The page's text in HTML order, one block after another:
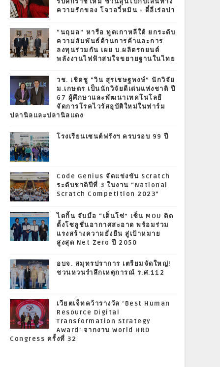
รับศักราชใหม่ ชวนลุ้นไปกับเส้นทาง
ความรักของ โจวอวี๋หมิน - ตี๋ลี่เร่อปา
“นฤมล” หารือ ทูตเกาหลีใต้ ยกระดับ
ความสัมพันธ์ด้านการค้าและการ
ลงทุนร่วมกัน เผย บ.ผลิตรถยนต์
พลังงานไฟฟ้าสนใจขยายฐานในไทย
วช. เชิดชู “วิน สุรเชษฐพงษ์” นักวิจัย
ม.เกษตร เป็นนักวิจัยดีเด่นแห่งชาติ ปี
67 ผู้ศึกษาและพัฒนาเทคโนโลยี
จัดการโรคไวรัสอุบัติใหม่ในฟาร์ม
ปลานิลและปลานิลแดง
โรงเรียนเซนต์ฟรังฯ ครบรอบ 99 ปี
Code Genius จัดแข่งขัน Scratch
ระดับชาติปีที่ 3 ในงาน “National
Scratch Competition 2023”
ไดกิ้น จับมือ “เด็นโซ่” เซ็น MOU ติด
ตั้งโซลูชั่นอากาศสะอาด พร้อมร่วม
แรงสร้างความยั่งยืน สู่เป้าหมาย
สูงสุด Net Zero ปี 2050
อบจ. สมุทรปราการ เตรียมจัดใหญ่!
ชวนหวนรำลึกเหตุการณ์ ร.ศ.112
เวียตเจ็ทคว้ารางวัล ‘Best Human
Resource Digital
Transformation Strategy
Award’ จากงาน World HRD
Congress ครั้งที่ 32